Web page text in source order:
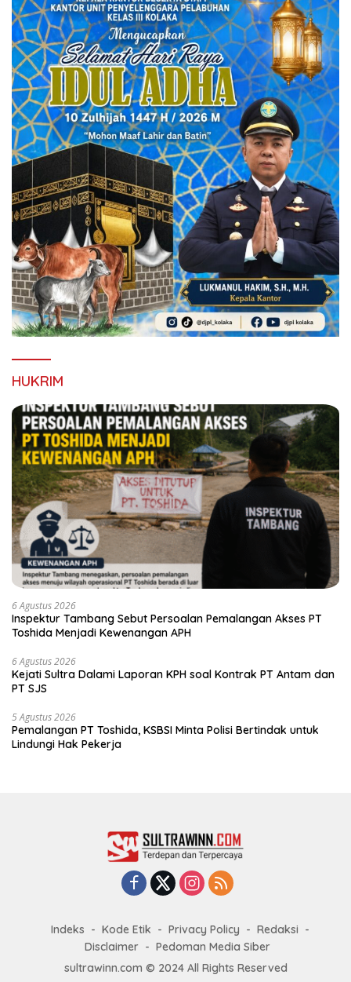
HUKRIM
6 Agustus 2026
Inspektur Tambang Sebut Persoalan Pemalangan Akses PT
Toshida Menjadi Kewenangan APH
6 Agustus 2026
Kejati Sultra Dalami Laporan KPH soal Kontrak PT Antam dan
PT SJS
5 Agustus 2026
Pemalangan PT Toshida, KSBSI Minta Polisi Bertindak untuk
Lindungi Hak Pekerja
Indeks Kode Etik Privacy Policy
Redaksi
Disclaimer
Pedoman Media Siber
sultrawinn.com © 2024 All Rights Reserved